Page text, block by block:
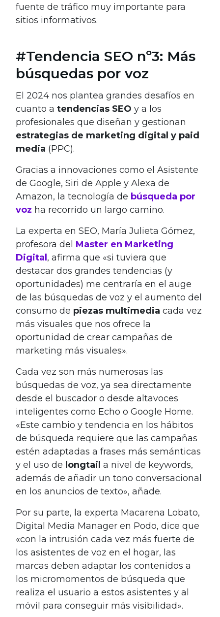
fuente de tráfico muy importante para
sitios informativos.
#Tendencia SEO nº3: Más
búsquedas por voz
El 2024 nos plantea grandes desafíos en
cuanto a tendencias SEO y a los
profesionales que diseñan y gestionan
estrategias de marketing digital y paid
media (PPC).
Gracias a innovaciones como el Asistente
de Google, Siri de Apple y Alexa de
Amazon, la tecnología de búsqueda por
voz ha recorrido un largo camino.
La experta en SEO, María Julieta Gómez,
profesora del Master en Marketing
Digital , afirma que «si tuviera que
destacar dos grandes tendencias (y
oportunidades) me centraría en el auge
de las búsquedas de voz y el aumento del
consumo de piezas multimedia cada vez
más visuales que nos ofrece la
oportunidad de crear campañas de
marketing más visuales».
Cada vez son más numerosas las
búsquedas de voz, ya sea directamente
desde el buscador o desde altavoces
inteligentes como Echo o Google Home.
«Este cambio y tendencia en los hábitos
de búsqueda requiere que las campañas
estén adaptadas a frases más semánticas
y el uso de longtail a nivel de keywords,
además de añadir un tono conversacional
en los anuncios de texto», añade.
Por su parte, la experta Macarena Lobato,
Digital Media Manager en Podo, dice que
«con la intrusión cada vez más fuerte de
los asistentes de voz en el hogar, las
marcas deben adaptar los contenidos a
los micromomentos de búsqueda que
realiza el usuario a estos asistentes y al
móvil para conseguir más visibilidad».